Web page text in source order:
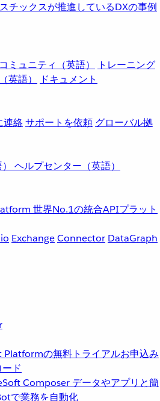
チックスが推進しているDXの事例
コミュニティ（英語）
トレーニング
英語）
ドキュメント
連絡サポートを依頼 グローバル拠
ヘルプセンター（英語）
世界No.1の統合APIプラット
ExchangeConnector DataGraph
の無料トライアルお申込み
ド
Composer データやアプリと簡
で業務を自動化